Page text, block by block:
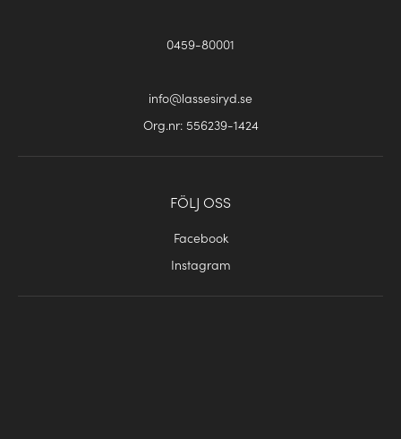
0459-80001
info@lassesiryd.se
Org.nr: 556239-1424
FÖLJ OSS
Facebook
Instagram